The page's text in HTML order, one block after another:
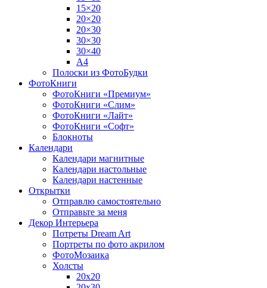
15×20
20×20
20×30
30×30
30×40
A4
Полоски из ФотоБудки
ФотоКниги
ФотоКниги «Премиум»
ФотоКниги «Слим»
ФотоКниги «Лайт»
ФотоКниги «Софт»
Блокноты
Календари
Календари магнитные
Календари настольные
Календари настенные
Открытки
Отправлю самостоятельно
Отправьте за меня
Декор Интерьера
Потреты Dream Art
Портреты по фото акрилом
ФотоМозаика
Холсты
20х20